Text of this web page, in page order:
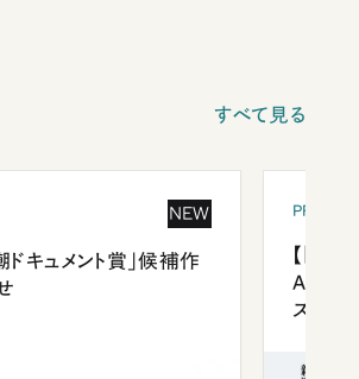
すべて見る
NEW
キュメント賞」候補作
せ
【「新
ズプレ